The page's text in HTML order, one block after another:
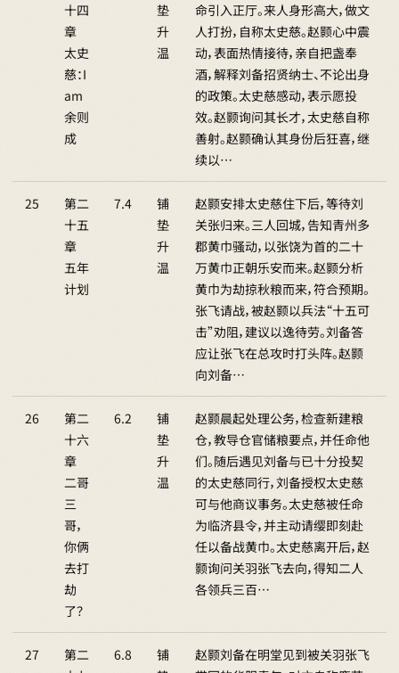
十四
章
太史
慈：I
am
余则
成
垫
升
温
命引入正厅。来人身形高大，做文
人打扮，自称太史慈。赵颢心中震
动，表面热情接待，亲自把盏奉
酒，解释刘备招贤纳士、不论出身
的政策。太史慈感动，表示愿投
效。赵颢询问其长才，太史慈自称
善射。赵颢确认其身份后狂喜，继
续以…
25
第二
十五
章
五年
计划
7.4
铺
垫
升
温
赵颢安排太史慈住下后，等待刘
关张归来。三人回城，告知青州多
郡黄巾骚动，以张饶为首的二十
万黄巾正朝乐安而来。赵颢分析
黄巾为劫掠秋粮而来，符合预期。
张飞请战，被赵颢以兵法“十五可
击”劝阻，建议以逸待劳。刘备答
应让张飞在总攻时打头阵。赵颢
向刘备…
26
第二
十六
章
二哥
三
哥，
你俩
去打
劫
了？
6.2
铺
垫
升
温
赵颢晨起处理公务，检查新建粮
仓，教导仓官储粮要点，并任命他
们。随后遇见刘备与已十分投契
的太史慈同行，刘备授权太史慈
可与他商议事务。太史慈被任命
为临济县令，并主动请缨即刻赴
任以备战黄巾。太史慈离开后，赵
颢询问关羽张飞去向，得知二人
各领兵三百…
27
第二
6.8
铺
赵颢刘备在明堂见到被关羽张飞